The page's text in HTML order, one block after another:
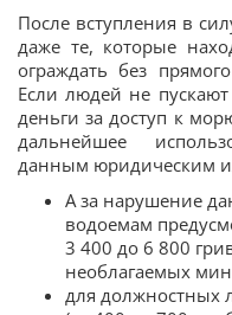
После вступления в
даже те, которые
ограждать без
Если людей не
деньги за доступ к
дальнейшее
данным юридическим
А за нарушение
водоемам
3 400 до 6 800
необлагаемых
для должностных